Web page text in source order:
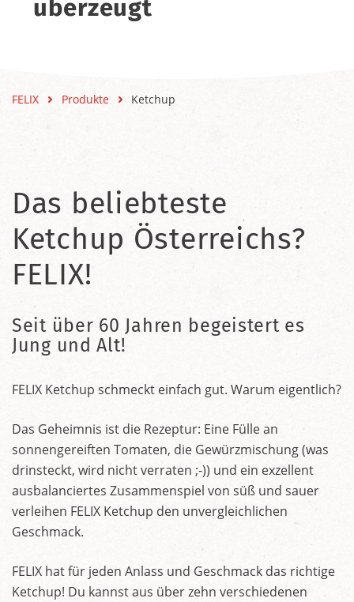
überzeugt
FELIX Produkte Ketchup
Das beliebteste
Ketchup Österreichs?
FELIX!
Seit über 60 Jahren begeistert es
Jung und Alt!
FELIX Ketchup schmeckt einfach gut. Warum eigentlich?
Das Geheimnis ist die Rezeptur: Eine Fülle an
sonnengereiften Tomaten, die Gewürzmischung (was
drinsteckt, wird nicht verraten ;-)) und ein exzellent
ausbalanciertes Zusammenspiel von süß und sauer
verleihen FELIX Ketchup den unvergleichlichen
Geschmack.
FELIX hat für jeden Anlass und Geschmack das richtige
Ketchup! Du kannst aus über zehn verschiedenen